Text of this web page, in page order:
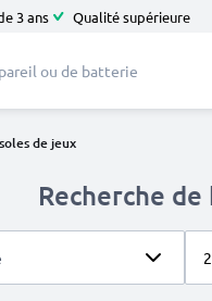
3 ans Qualité supérieure
de jeux
Recherche
2